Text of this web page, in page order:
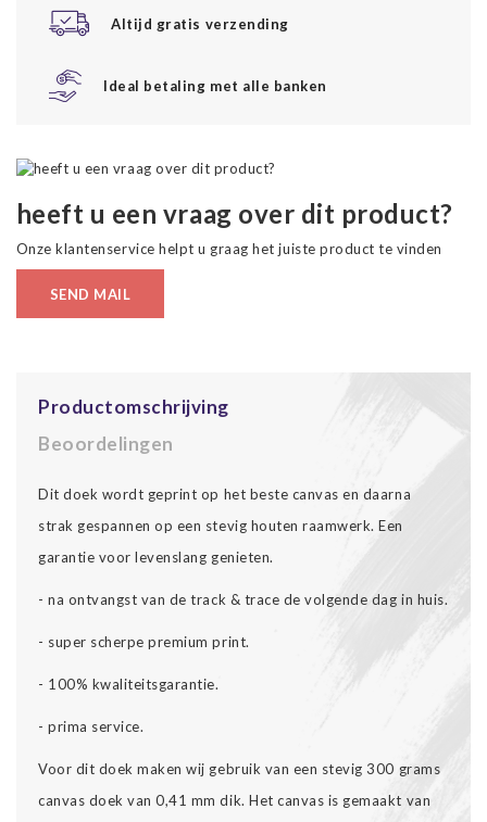
Altijd gratis verzending
Ideal betaling met alle banken
heeft u een vraag over dit product?
Onze klantenservice helpt u graag het juiste product te vinden
SEND MAIL
Productomschrijving
Beoordelingen
Dit doek wordt geprint op het beste canvas en daarna
strak gespannen op een stevig houten raamwerk. Een
garantie voor levenslang genieten.
- na ontvangst van de track & trace de volgende dag in huis.
- super scherpe premium print.
- 100% kwaliteitsgarantie.
- prima service.
Voor dit doek maken wij gebruik van een stevig 300 grams
canvas doek van 0,41 mm dik. Het canvas is gemaakt van